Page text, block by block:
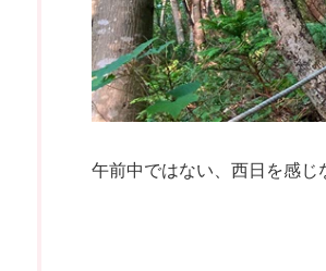
午前中ではない、西日を感じ